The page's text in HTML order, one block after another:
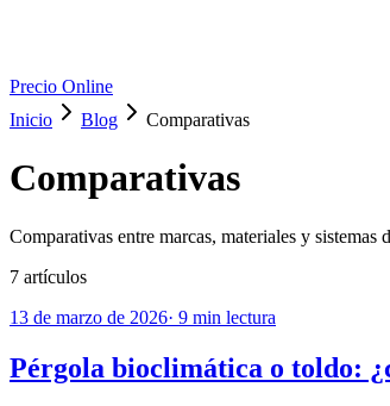
Precio Online
Inicio
Blog Comparativas
Comparativas
Comparativas entre marcas, materiales y
7 artículos
13 de marzo de 2026· 9 min lectura
Pérgola bioclimática o toldo: